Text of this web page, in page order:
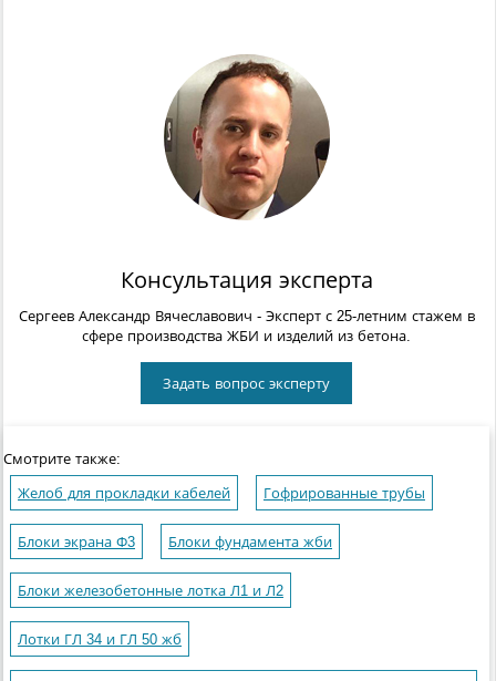
Консультация эксперта
Сергеев Александр Вячеславович - Эксперт с 25-летним стажем в
сфере производства ЖБИ и изделий из бетона.
Задать вопрос эксперту
Смотрите также:
Желоб для прокладки кабелей Гофрированные трубы
Блоки экрана Ф3 Блоки фундамента жби
Блоки железобетонные лотка Л1 и Л2
Лотки ГЛ 34 и ГЛ 50 жб